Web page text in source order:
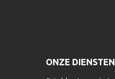
ONZE DIENSTEN